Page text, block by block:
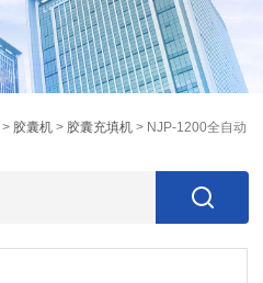
> 胶囊机 > 胶囊充填机 > NJP-1200全自动